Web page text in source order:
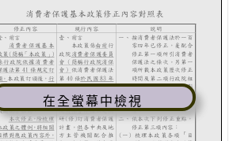
在全螢幕中檢視